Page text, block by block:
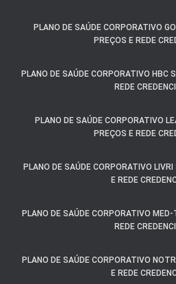
PLANO DE SAÚDE CORPORATIVO
PREÇOS E REDE
PLANO DE SAÚDE CORPORATIVO HBC
REDE
PLANO DE SAÚDE CORPORATIVO
PREÇOS E REDE
PLANO DE SAÚDE CORPORATIVO
E REDE
PLANO DE SAÚDE CORPORATIVO
REDE
PLANO DE SAÚDE CORPORATIVO
E REDE